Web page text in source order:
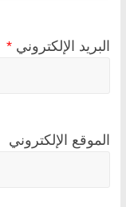
البريد الإلكتروني *
الموقع الإلكتروني